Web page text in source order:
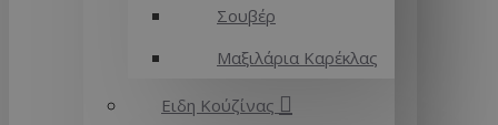
Σουβέρ
Μαξιλάρια Καρέκλας
Ειδη Κούζίνας